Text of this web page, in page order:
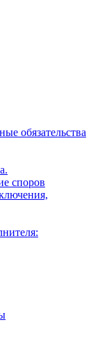
обязательства
споров